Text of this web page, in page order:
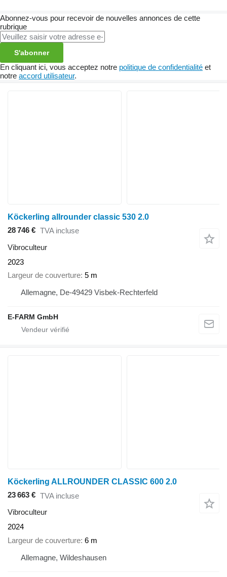
Abonnez-vous pour recevoir de nouvelles annonces de cette
rubrique
S'abonner
En cliquant ici, vous acceptez notre politique de confidentialité et
notre accord utilisateur.
Köckerling allrounder classic 530 2.0
28 746 € TVA incluse
Vibroculteur
2023
Largeur de couverture 5 m
Allemagne, De-49429 Visbek-Rechterfeld
E-FARM GmbH
Köckerling ALLROUNDER CLASSIC 600 2.0
23 663 € TVA incluse
Vibroculteur
2024
Largeur de couverture 6 m
Allemagne, Wildeshausen